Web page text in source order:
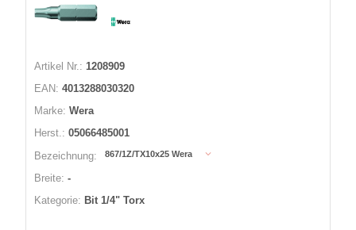
Artikel Nr.: 1208909
EAN: 4013288030320
Marke: Wera
Herst.: 05066485001
Bezeichnung:
867/1Z/TX10x25 Wera
Breite: -
Kategorie: Bit 1/4" Torx